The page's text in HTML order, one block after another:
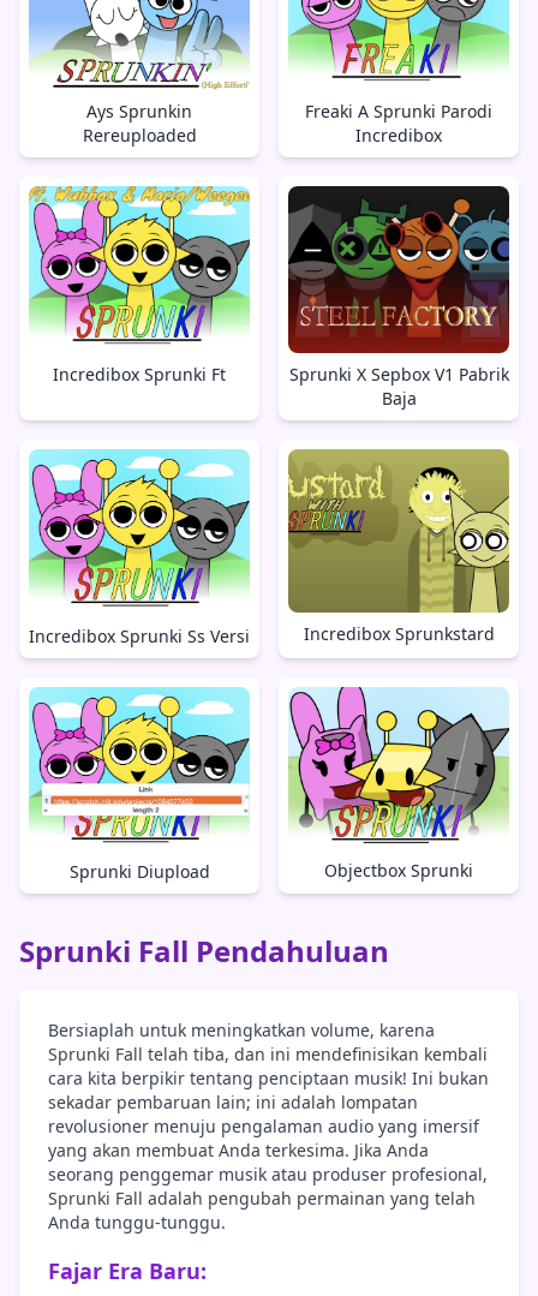
Ays Sprunkin
Rereuploaded
Freaki A Sprunki Parodi
Incredibox
Incredibox Sprunki Ft
Sprunki X Sepbox V1 Pabrik
Baja
Incredibox Sprunki Ss Versi Incredibox Sprunkstard
Sprunki Diupload Objectbox Sprunki
Sprunki Fall Pendahuluan
Bersiaplah untuk meningkatkan volume, karena
Sprunki Fall telah tiba, dan ini mendefinisikan kembali
cara kita berpikir tentang penciptaan musik! Ini bukan
sekadar pembaruan lain; ini adalah lompatan
revolusioner menuju pengalaman audio yang imersif
yang akan membuat Anda terkesima. Jika Anda
seorang penggemar musik atau produser profesional,
Sprunki Fall adalah pengubah permainan yang telah
Anda tunggu-tunggu.
Fajar Era Baru: